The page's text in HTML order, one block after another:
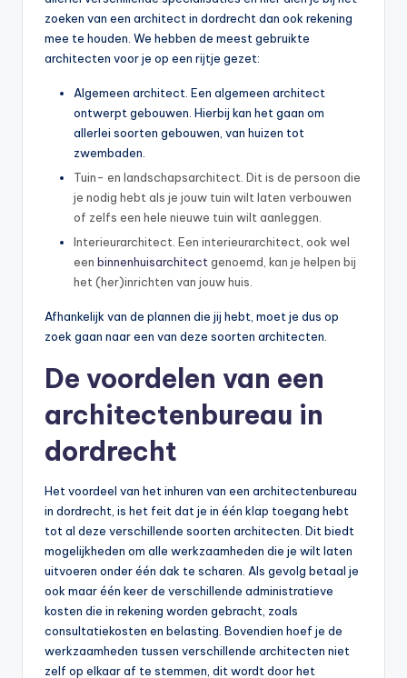
zoeken van een architect in dordrecht dan ook rekening
mee te houden. We hebben de meest gebruikte
architecten voor je op een rijtje gezet:
Algemeen architect. Een algemeen architect
ontwerpt gebouwen. Hierbij kan het gaan om
allerlei soorten gebouwen, van huizen tot
zwembaden.
Tuin- en landschapsarchitect. Dit is de persoon die
je nodig hebt als je jouw tuin wilt laten verbouwen
of zelfs een hele nieuwe tuin wilt aanleggen.
Interieurarchitect. Een interieurarchitect, ook wel
een binnenhuisarchitect genoemd, kan je helpen bij
het (her)inrichten van jouw huis.
Afhankelijk van de plannen die jij hebt, moet je dus op
zoek gaan naar een van deze soorten architecten.
De voordelen van een
architectenbureau in
dordrecht
Het voordeel van het inhuren van een architectenbureau
in dordrecht, is het feit dat je in één klap toegang hebt
tot al deze verschillende soorten architecten. Dit biedt
mogelijkheden om alle werkzaamheden die je wilt laten
uitvoeren onder één dak te scharen. Als gevolg betaal je
ook maar één keer de verschillende administratieve
kosten die in rekening worden gebracht, zoals
consultatiekosten en belasting. Bovendien hoef je de
werkzaamheden tussen verschillende architecten niet
zelf op elkaar af te stemmen, dit wordt door het